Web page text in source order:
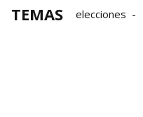
TEMAS elecciones